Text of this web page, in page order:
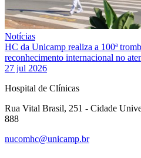
Notícias
HC da Unicamp realiza a 100ª
reconhecimento internacional no
27 jul 2026
Hospital de Clínicas
Rua Vital Brasil, 251 - Cidade
888
nucomhc@unicamp.br